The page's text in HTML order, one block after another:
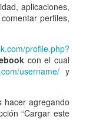
aplicaciones,
perfiles,
profile.php?
con el cual
username/y
hacer agregando
“Cargar este
deprimido, estas